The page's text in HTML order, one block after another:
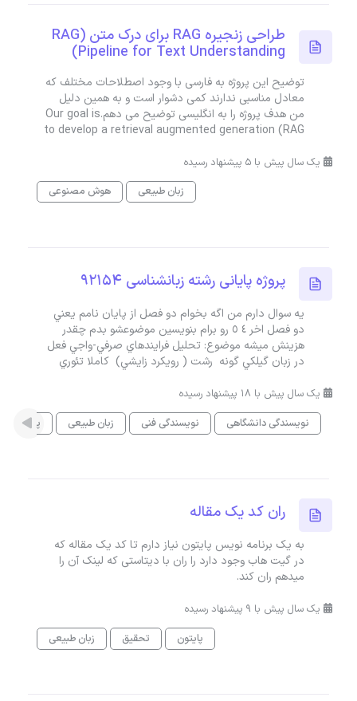
طراحی زنجیره RAG برای درک متن (RAG
Pipeline for Text Understanding)
توضیح این پروژه به فارسی با وجود اصطلاحات مختلف که
معادل مناسبی ندارند کمی دشوار است و به همین دلیل
من هدف پروژه را به انگلیسی توضیح می دهم.Our goal is
to develop a retrieval augmented generation (RAG
یک سال پیش با 5 پیشنهاد رسیده
زبان طبیعی
هوش مصنوعی
پروژه پایانی رشته زبانشناسی 92154
يه سوال دارم من اگه بخوام دو فصل از پايان نامم يعني
دو فصل اخر ٤ ٥ رو برام بنويسين موضوعشو بدم چقدر
هزينش ميشه موضوع: تحليل فرايندهاي صرفي-واجي فعل
در زبان گيلكي گونه رشت ( رويكرد زايشي) كاملا تئوري
یک سال پیش با 18 پیشنهاد رسیده
نویسندگی دانشگاهی
نویسندگی فنی زبان طبیعی پژوهش
ران کد یک مقاله
به یک برنامه نویس پایتون نیاز دارم تا کد یک مقاله که
در گیت هاب وجود دارد را ران با دیتاستی که لینک آن را
میدهم ران کند.
یک سال پیش با 9 پیشنهاد رسیده
پایتون
تحقیق زبان طبیعی